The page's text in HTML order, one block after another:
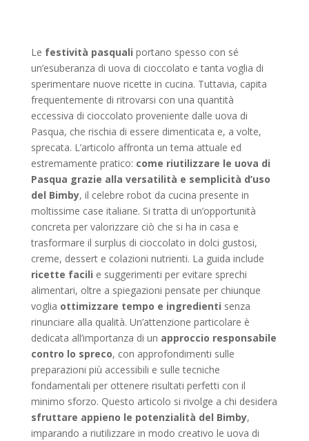
Le festività pasquali portano spesso con sé
un’esuberanza di uova di cioccolato e tanta voglia di
sperimentare nuove ricette in cucina. Tuttavia, capita
frequentemente di ritrovarsi con una quantità
eccessiva di cioccolato proveniente dalle uova di
Pasqua, che rischia di essere dimenticata e, a volte,
sprecata. L’articolo affronta un tema attuale ed
estremamente pratico: come riutilizzare le uova di
Pasqua grazie alla versatilità e semplicità d’uso
del Bimby, il celebre robot da cucina presente in
moltissime case italiane. Si tratta di un’opportunità
concreta per valorizzare ciò che si ha in casa e
trasformare il surplus di cioccolato in dolci gustosi,
creme, dessert e colazioni nutrienti. La guida include
ricette facili e suggerimenti per evitare sprechi
alimentari, oltre a spiegazioni pensate per chiunque
voglia ottimizzare tempo e ingredienti senza
rinunciare alla qualità. Un’attenzione particolare è
dedicata all’importanza di un approccio responsabile
contro lo spreco, con approfondimenti sulle
preparazioni più accessibili e sulle tecniche
fondamentali per ottenere risultati perfetti con il
minimo sforzo. Questo articolo si rivolge a chi desidera
sfruttare appieno le potenzialità del Bimby,
imparando a riutilizzare in modo creativo le uova di